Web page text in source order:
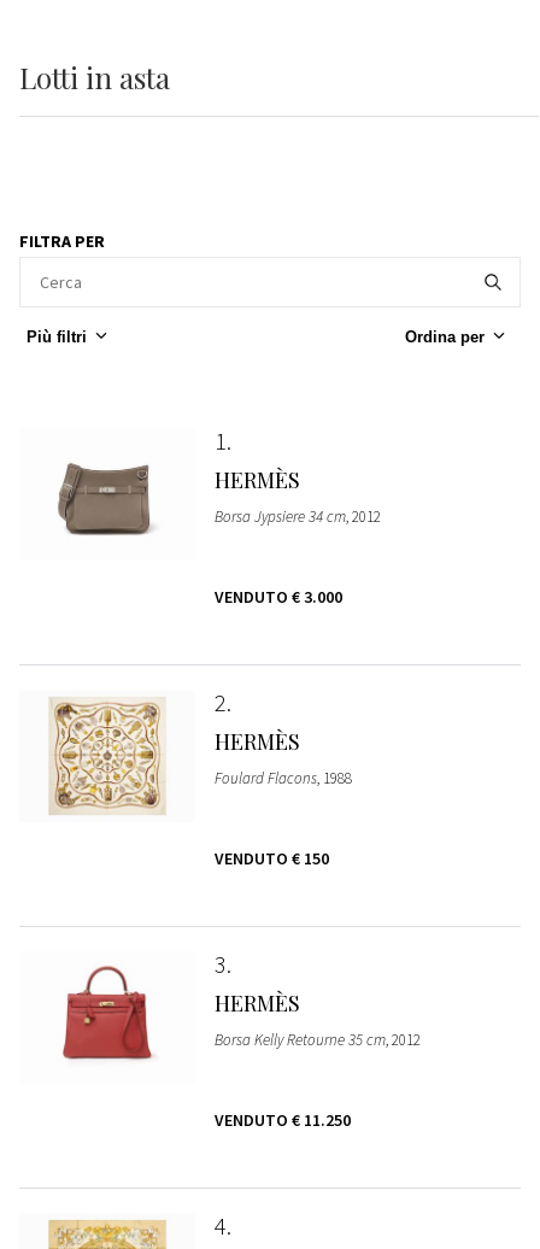
Lotti in asta
FILTRA PER
Più filtri Ordina per
1
HERMÈS
Borsa Jypsiere 34 cm, 2012
VENDUTO € 3.000
2
HERMÈS
Foulard Flacons, 1988
VENDUTO € 150
3
HERMÈS
Borsa Kelly Retourne 35 cm, 2012
VENDUTO € 11.250
4